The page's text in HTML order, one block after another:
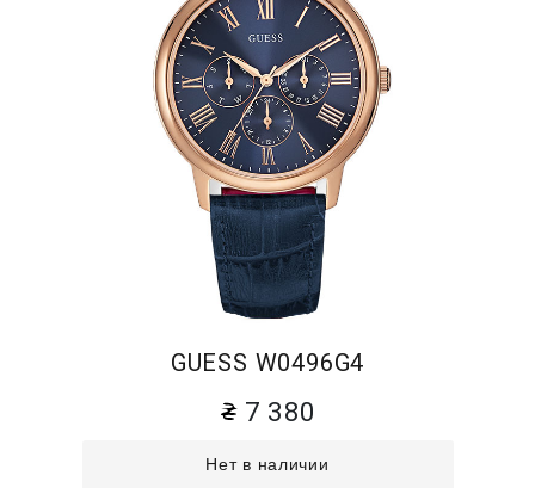
GUESS W0496G4
7 380
Нет в наличии